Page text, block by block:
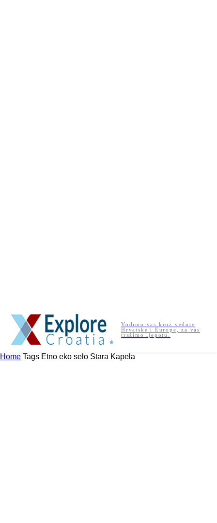
Vodimo vas kroz vedute
Hrvatske i Europe, za vas
tražimo ljepotu.
Home Tags Etno eko selo Stara Kapela